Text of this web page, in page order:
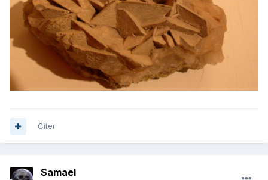
Citer
Samael